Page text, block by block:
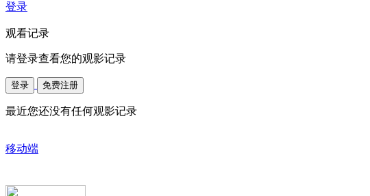
登录
观看记录
请登录查看您的观影记录
登录 免费注册
最近您还没有任何观影记录
移动端